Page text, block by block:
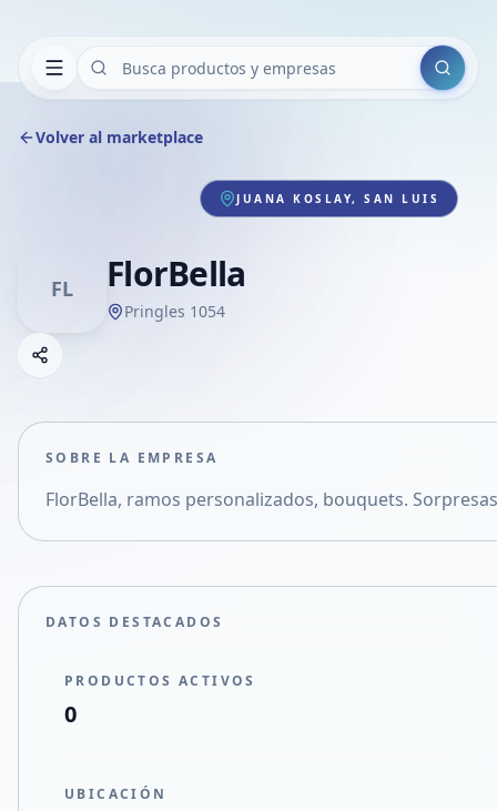
Buscar
Volver al marketplace
JUANA KOSLAY, SAN LUIS
FL FlorBella
Pringles 1054
Compartir empresa
Compartir en X
SOBRE LA EMPRESA
FlorBella, ramos personalizados, bouquets.
DATOS DESTACADOS
PRODUCTOS ACTIVOS
0
UBICACIÓN